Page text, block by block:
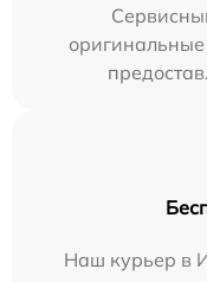
оригинальные
Наш курьер в